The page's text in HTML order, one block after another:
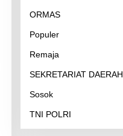
ORMAS
Populer
Remaja
SEKRETARIAT DAERAH
Sosok
TNI POLRI